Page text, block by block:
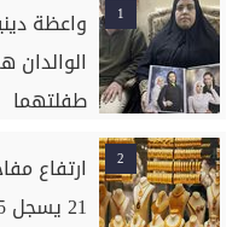
1
واعظة
الوالدان
طفلتهما
2
ارتفاع
21 يسجل 6115 جنيهًا